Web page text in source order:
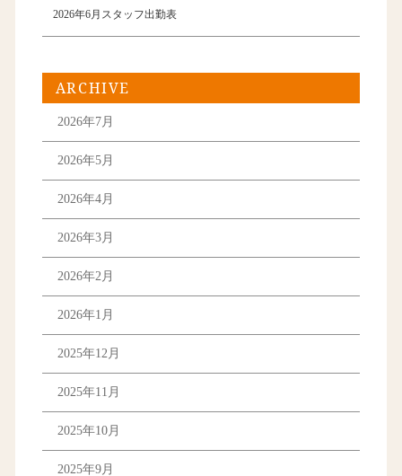
2026年6月スタッフ出勤表
ARCHIVE
2026年7月
2026年5月
2026年4月
2026年3月
2026年2月
2026年1月
2025年12月
2025年11月
2025年10月
2025年9月